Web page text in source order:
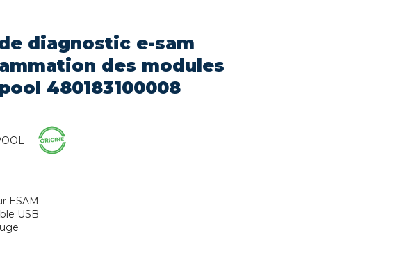
diagnostic e-sam
des modules
480183100008
ESAM
USB